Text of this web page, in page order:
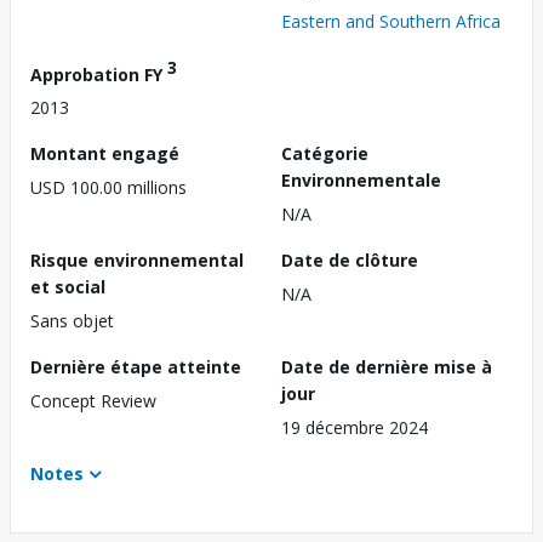
Eastern and Southern Africa
Approbation FY3
2013
Montant engagé
USD 100.00 millions
Catégorie
Environnementale
N/A
Risque environnemental
et social
Sans objet
Date de clôture
N/A
Dernière étape atteinte
Concept Review
Date de dernière mise à
jour
19 décembre 2024
Notes